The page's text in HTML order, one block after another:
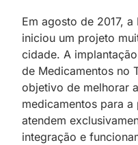
Em agosto de 2017,
iniciou um projeto
cidade. A
de Medicamentos no
objetivo de melhorar
medicamentos para
atendem
integração e